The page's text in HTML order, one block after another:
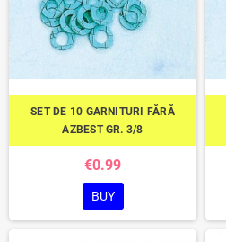
SET DE 10 GARNITURI FĂRĂ
AZBEST GR. 3/8
€0.99
BUY